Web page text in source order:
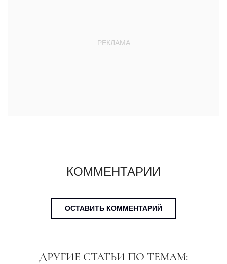
КОММЕНТАРИИ
ОСТАВИТЬ КОММЕНТАРИЙ
ДРУГИЕ СТАТЬИ ПО ТЕМАМ: